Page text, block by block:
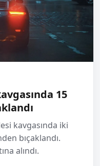
15
kavgasında iki
bıçaklandı.
alındı.